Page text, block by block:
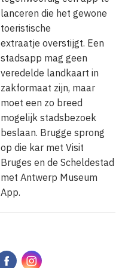
lanceren die het gewone
toeristische
extraatje overstijgt. Een
stadsapp mag geen
veredelde landkaart in
zakformaat zijn, maar
moet een zo breed
mogelijk stadsbezoek
beslaan. Brugge sprong
op die kar met Visit
Bruges en de Scheldestad
met Antwerp Museum
App.
FacebookInstagram